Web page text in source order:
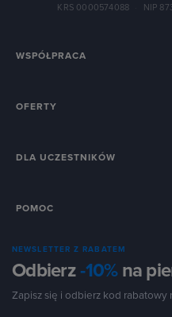
KRS 0000574088
NIP
WSPÓŁPRACA
OFERTY
DLA UCZESTNIKÓW
POMOC
NEWSLETTER Z RABATEM
Odbierz-10%na
Zapisz się i odbierz kod rabatowy